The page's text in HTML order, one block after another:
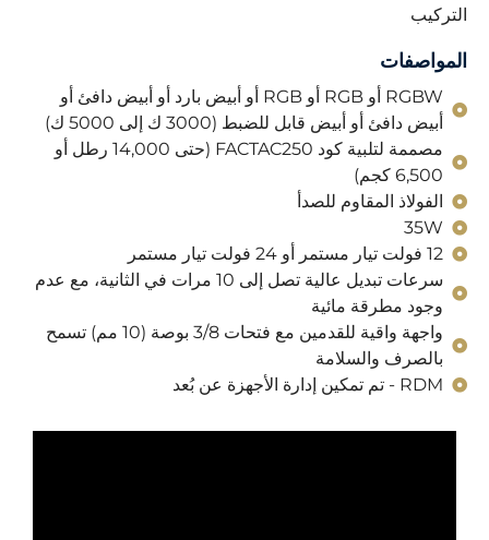
التركيب
المواصفات
RGBW أو RGB أو RGB أو أبيض بارد أو أبيض دافئ أو
أبيض دافئ أو أبيض قابل للضبط (3000 ك إلى 5000 ك)
مصممة لتلبية كود FACTAC250 (حتى 14,000 رطل أو
6,500 كجم)
الفولاذ المقاوم للصدأ
35W
12 فولت تيار مستمر أو 24 فولت تيار مستمر
سرعات تبديل عالية تصل إلى 10 مرات في الثانية، مع عدم
وجود مطرقة مائية
واجهة واقية للقدمين مع فتحات 3/8 بوصة (10 مم) تسمح
بالصرف والسلامة
RDM - تم تمكين إدارة الأجهزة عن بُعد